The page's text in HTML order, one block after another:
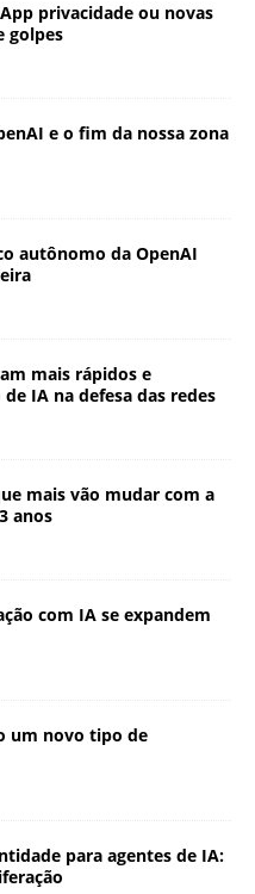
privacidade ou novas
golpes
e o fim da nossa zona
autônomo da OpenAI
mais rápidos e
IA na defesa das redes
mais vão mudar com a
anos
com IA se expandem
um novo tipo de
para agentes de IA: